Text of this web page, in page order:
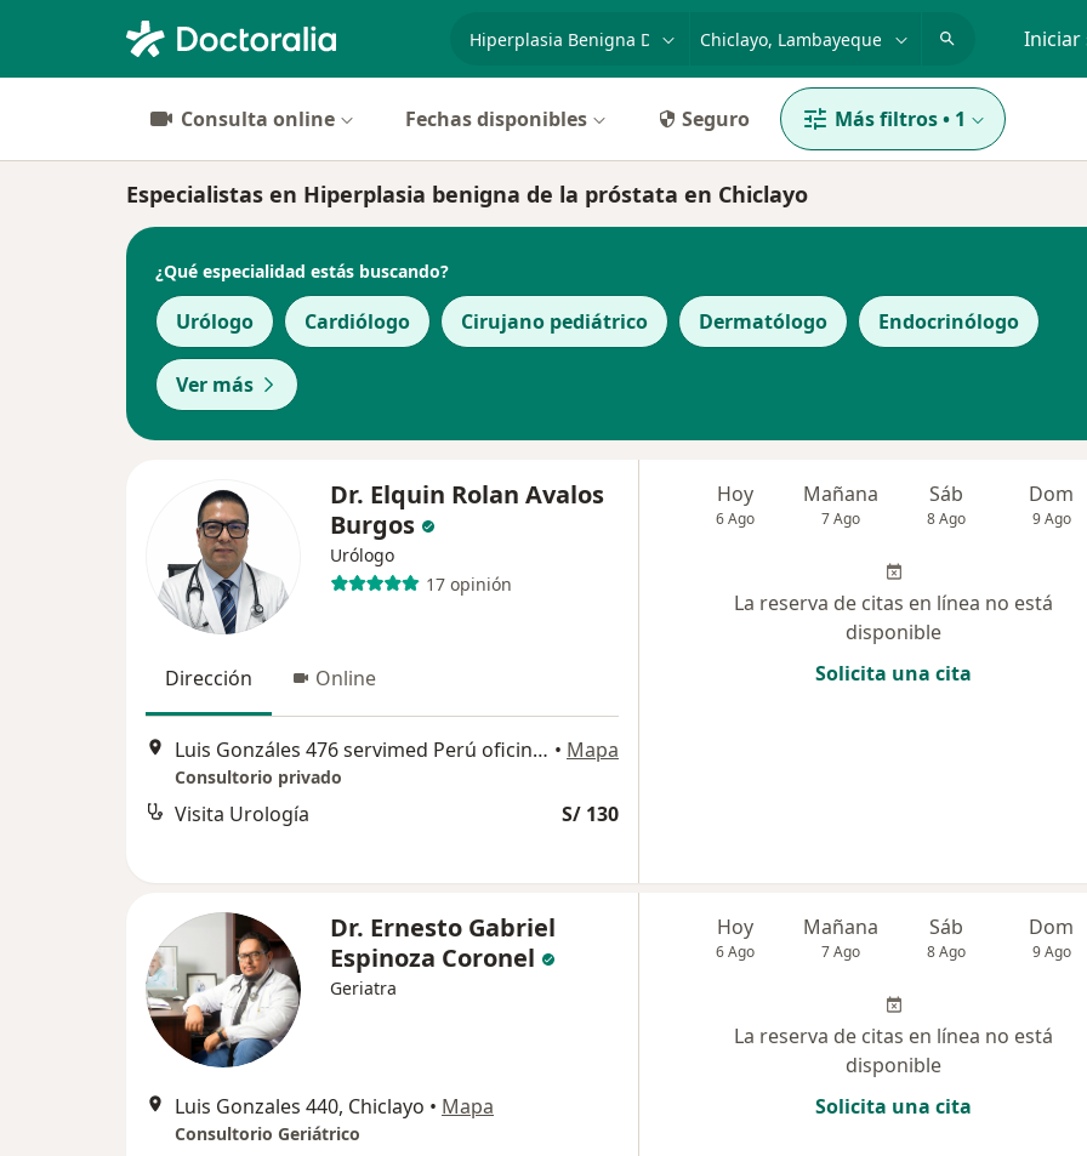
Iniciar
Consulta online Fechas disponibles Seguro Más filtros• 1
Especialistas en Hiperplasia benigna de la próstata en Chiclayo
¿Qué especialidad estás buscando?
Urólogo Cardiólogo Cirujano pediátrico Dermatólogo Endocrinólogo
Ver más
Dr. Elquin Rolan Avalos
Burgos
Urólogo
17 opinión
Dirección Online
Luis Gonzáles 476 servimed Perú oficina 204, Chiclayo • Mapa
Consultorio privado
Visita Urología S/ 130
Hoy
6 Ago
Mañana
7 Ago
Sáb
8 Ago
Dom
9 Ago
La reserva de citas en línea no está
disponible
Solicita una cita
Dr. Ernesto Gabriel
Espinoza Coronel
Geriatra
Luis Gonzales 440, Chiclayo • Mapa
Consultorio Geriátrico
Hoy
6 Ago
Mañana
7 Ago
Sáb
8 Ago
Dom
9 Ago
La reserva de citas en línea no está
disponible
Solicita una cita